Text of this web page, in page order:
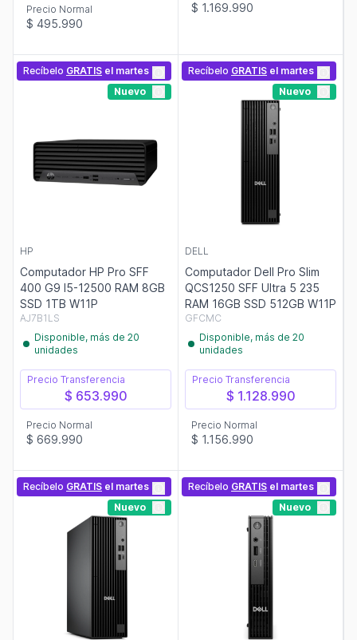
Precio Normal
$ 495.990
$ 1.169.990
Recíbelo GRATIS el martes
Nuevo
HP
Computador HP Pro SFF
400 G9 I5-12500 RAM 8GB
SSD 1TB W11P
AJ7B1LS
Disponible, más de 20
unidades
Precio Transferencia
$ 653.990
Precio Normal
$ 669.990
Recíbelo GRATIS el martes
Nuevo
DELL
Computador Dell Pro Slim
QCS1250 SFF Ultra 5 235
RAM 16GB SSD 512GB W11P
GFCMC
Disponible, más de 20
unidades
Precio Transferencia
$ 1.128.990
Precio Normal
$ 1.156.990
Recíbelo GRATIS el martes
Nuevo
Recíbelo GRATIS el martes
Nuevo